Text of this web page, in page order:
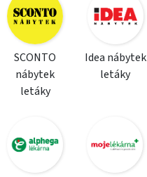
SCONTO
nábytek
letáky
Idea nábytek
letáky